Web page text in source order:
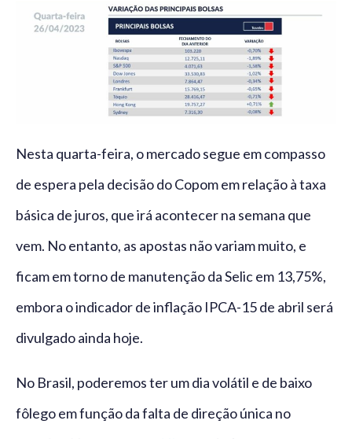
Nesta quarta-feira, o mercado segue em compasso
de espera pela decisão do Copom em relação à taxa
básica de juros, que irá acontecer na semana que
vem. No entanto, as apostas não variam muito, e
ficam em torno de manutenção da Selic em 13,75%,
embora o indicador de inflação IPCA-15 de abril será
divulgado ainda hoje.
No Brasil, poderemos ter um dia volátil e de baixo
fôlego em função da falta de direção única no